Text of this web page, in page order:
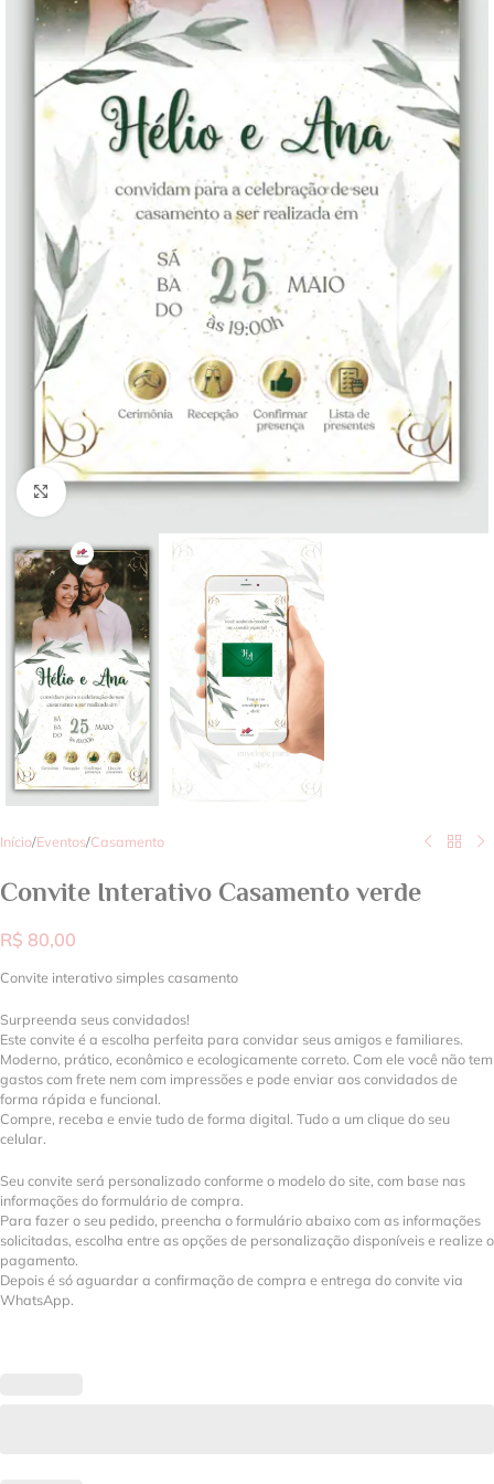
Clique para ampliar
Início/Eventos/Casamento
Convite Interativo Casamento verde
R$ 80,00
Convite interativo simples casamento
Surpreenda seus convidados!
Este convite é a escolha perfeita para convidar seus amigos e familiares.
Moderno, prático, econômico e ecologicamente correto. Com ele você não tem
gastos com frete nem com impressões e pode enviar aos convidados de
forma rápida e funcional.
Compre, receba e envie tudo de forma digital. Tudo a um clique do seu
celular.
Seu convite será personalizado conforme o modelo do site, com base nas
informações do formulário de compra.
Para fazer o seu pedido, preencha o formulário abaixo com as informações
solicitadas, escolha entre as opções de personalização disponíveis e realize o
pagamento.
Depois é só aguardar a confirmação de compra e entrega do convite via
WhatsApp.